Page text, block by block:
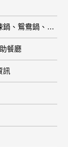
台中火鍋推薦|精選台中火鍋吃到飽、麻辣鍋、鴛鴦鍋、石頭火鍋、酸菜白肉鍋、海鮮鍋、燒酒雞、麻油雞、壽喜燒等熱門人氣火鍋店!
餐廳
訊